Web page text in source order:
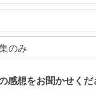
のみ
感想をお聞かせく